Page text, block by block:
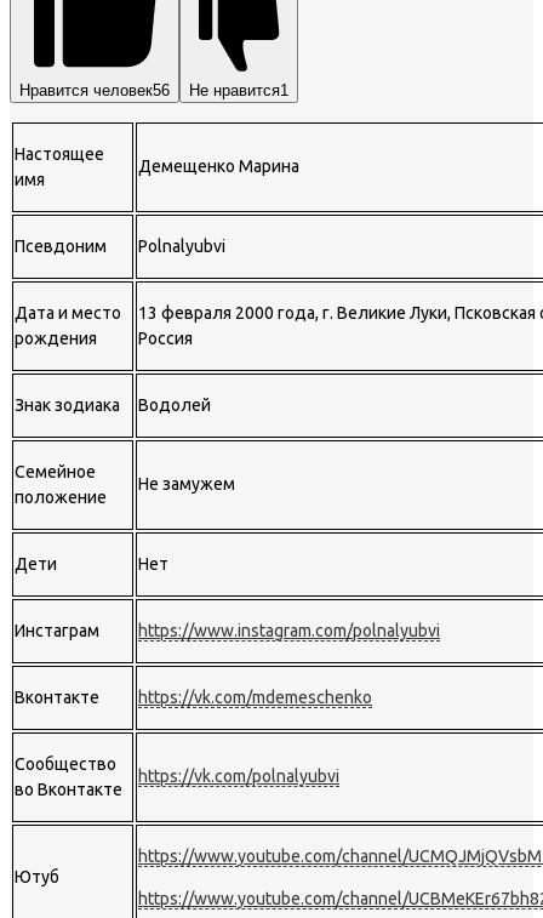
Нравится человек56 Не нравится1
Настоящее
имя
Демещенко Марина
Псевдоним Polnalyubvi
Дата и место
рождения
13 февраля 2000 года, г. Великие Луки, Псковская
Россия
Знак зодиака Водолей
Семейное
положение
Не замужем
Дети Нет
Инстаграм https://www.instagram.com/polnalyubvi
Вконтакте https://vk.com/mdemeschenko
Сообщество
во Вконтакте
https://vk.com/polnalyubvi
Ютуб
https://www.youtube.com/channel/
https://www.youtube.com/channel/